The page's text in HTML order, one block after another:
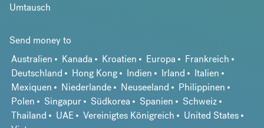
Umtausch
Send money to
Australien
Kanada Kroatien Europa
Frankreich
Deutschland
Hong Kong Indien Irland
Italien
Mexiquen
Niederlande Neuseeland
Philippinen
Polen
Singapur Südkorea Spanien
Schweiz
Thailand
UAE Vereinigtes Königreich
United States